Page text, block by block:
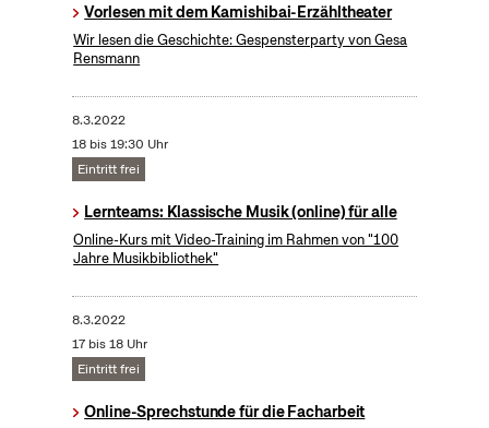
Vorlesen mit dem Kamishibai-Erzähltheater
Wir lesen die Geschichte: Gespensterparty von Gesa
Rensmann
8.3.2022
18 bis 19:30 Uhr
Eintritt frei
Lernteams: Klassische Musik (online) für alle
Online-Kurs mit Video-Training im Rahmen von "100
Jahre Musikbibliothek"
8.3.2022
17 bis 18 Uhr
Eintritt frei
Online-Sprechstunde für die Facharbeit